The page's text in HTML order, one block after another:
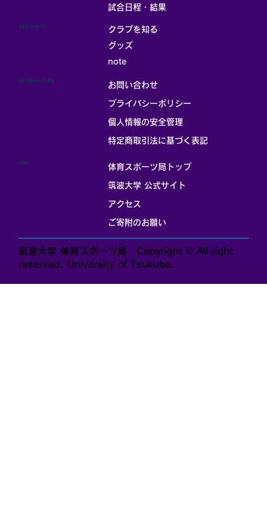
試合日程・結果
クラブを知る
グッズ
note
CONTENTS
体育スポーツ局トップ
筑波大学 公式サイト
アクセス
ご寄附のお願い
LINK
お問い合わせ
プライバシーポリシー
個人情報の安全管理
​特定商取引法に基づく表記
INFORMATION
筑波大学 体育スポーツ局 Copyright © All right
reserved. University of Tsukuba.